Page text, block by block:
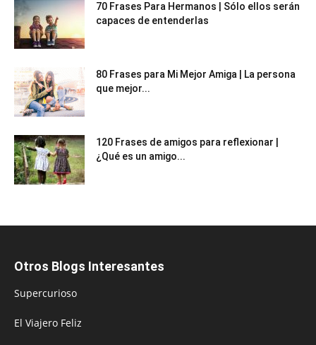
70 Frases Para Hermanos | Sólo ellos serán
capaces de entenderlas
80 Frases para Mi Mejor Amiga | La persona
que mejor...
120 Frases de amigos para reflexionar |
¿Qué es un amigo...
Otros Blogs Interesantes
Supercurioso
El Viajero Feliz